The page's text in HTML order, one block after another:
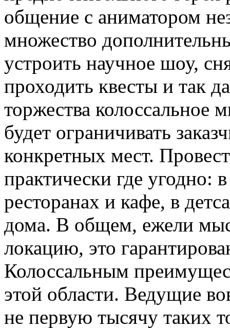
общение с аниматором
множество
устроить научное шоу,
проходить квесты и так
торжества колоссальное
будет ограничивать
конкретных мест.
практически где угодно:
ресторанах и кафе, в
дома. В общем, ежели
локацию, это
Колоссальным
этой области. Ведущие
не первую тысячу таких